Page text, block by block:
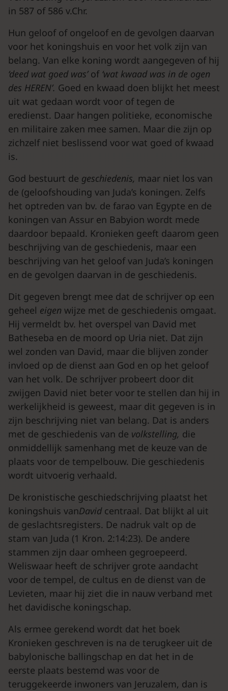
in 587 of 586 v.Chr.
Hun geloof of ongeloof en de gevolgen daarvan
voor het koningshuis en voor het volk zijn van
belang. Van elke koning wordt aangegeven of hij
‘deed wat goed was’ of ‘wat kwaad was in de ogen
des HEREN’. Goed en kwaad doen blijkt het meest
uit wat gedaan wordt voor of tegen de
eredienst. Daar hangen politieke, economische
en militaire zaken mee samen. Maar die zijn op
zichzelf niet beslissend voor wat goed of kwaad
is.
God bestuurt de geschiedenis, maar niet los van
de (geloofshouding van Juda’s koningen. Zelfs
het optreden van bv. de farao van Egypte en de
koningen van Assur en Babyion wordt mede
daardoor bepaald. Kronieken geeft daarom geen
beschrijving van de geschiedenis, maar een
beschrijving van het geloof van Juda’s koningen
en de gevolgen daarvan in de geschiedenis.
Dit gegeven brengt mee dat de schrijver op een
geheel eigen wijze met de geschiedenis omgaat.
Hij vermeldt bv. het overspel van David met
Batheseba en de moord op Uria niet. Dat zijn
wel zonden van David, maar die blijven zonder
invloed op de dienst aan God en op het geloof
van het volk. De schrijver probeert door dit
zwijgen David niet beter voor te stellen dan hij in
werkelijkheid is geweest, maar dit gegeven is in
zijn beschrijving niet van belang. Dat is anders
met de geschiedenis van de volkstelling, die
onmiddellijk samenhang met de keuze van de
plaats voor de tempelbouw. Die geschiedenis
wordt uitvoerig verhaald.
De kronistische geschiedschrijving plaatst het
koningshuis vanDavid centraal. Dat blijkt al uit
de geslachtsregisters. De nadruk valt op de
stam van Juda (1 Kron. 2:14:23). De andere
stammen zijn daar omheen gegroepeerd.
Weliswaar heeft de schrijver grote aandacht
voor de tempel, de cultus en de dienst van de
Levieten, maar hij ziet die in nauw verband met
het davidische koningschap.
Als ermee gerekend wordt dat het boek
Kronieken geschreven is na de terugkeer uit de
babylonische ballingschap en dat het in de
eerste plaats bestemd was voor de
teruggekeerde inwoners van Jeruzalem, dan is